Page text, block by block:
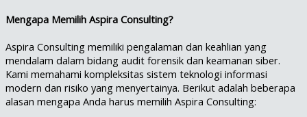
Mengapa Memilih Aspira Consulting?
Aspira Consulting memiliki pengalaman dan keahlian yang
mendalam dalam bidang audit forensik dan keamanan siber.
Kami memahami kompleksitas sistem teknologi informasi
modern dan risiko yang menyertainya. Berikut adalah beberapa
alasan mengapa Anda harus memilih Aspira Consulting: